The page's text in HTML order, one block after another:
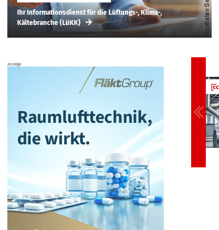
Ihr Informationsdienst für die Lüftungs-, Klima-,
Kältebranche (LüKK)
Anzeige